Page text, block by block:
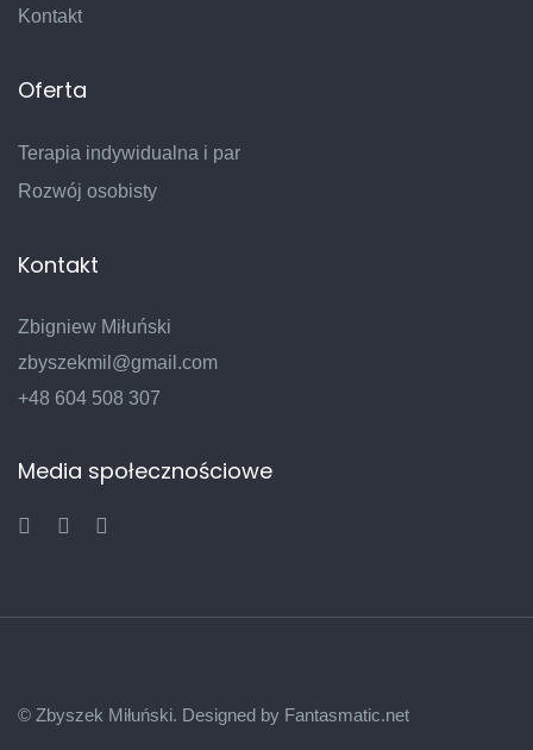
Kontakt
Oferta
Terapia indywidualna i par
Rozwój osobisty
Kontakt
Zbigniew Miłuński
zbyszekmil@gmail.com
+48 604 508 307
Media społecznościowe
© Zbyszek Miłuński. Designed by Fantasmatic.net